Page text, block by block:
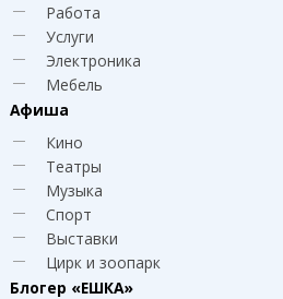
Работа
Услуги
Электроника
Мебель
Афиша
Кино
Театры
Музыка
Спорт
Выставки
Цирк и зоопарк
Блогер «ЕШКА»